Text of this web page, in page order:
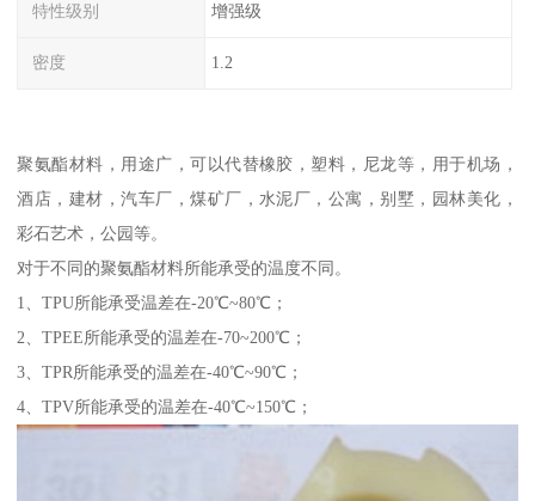
特性级别 增强级
密度 1.2
聚氨酯材料，用途广，可以代替橡胶，塑料，尼龙等，用于机场，
酒店，建材，汽车厂，煤矿厂，水泥厂，公寓，别墅，园林美化，
彩石艺术，公园等。
对于不同的聚氨酯材料所能承受的温度不同。
1、TPU所能承受温差在-20℃~80℃；
2、TPEE所能承受的温差在-70~200℃；
3、TPR所能承受的温差在-40℃~90℃；
4、TPV所能承受的温差在-40℃~150℃；